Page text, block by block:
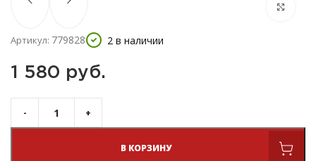
Артикул: 779828 2 в наличии
1 580 руб.
В КОРЗИНУ